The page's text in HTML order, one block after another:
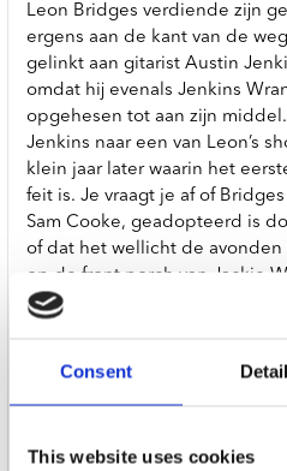
Consent
This website uses cookies
Leon Bridges verdiende zijn
ergens aan de kant van de
gelinkt aan gitarist Austin
omdat hij evenals Jenkins
opgehesen tot aan zijn
Jenkins naar een van Leon’s
klein jaar later waarin het
feit is. Je vraagt je af of
Sam Cooke, geadopteerd is
of dat het wellicht de
op de front porch van Jackie
bijgedragen aan zijn stijl. De
luisteren naar zijn nummers
zonder al te veel moeite voor
weg naar de drive-in bios